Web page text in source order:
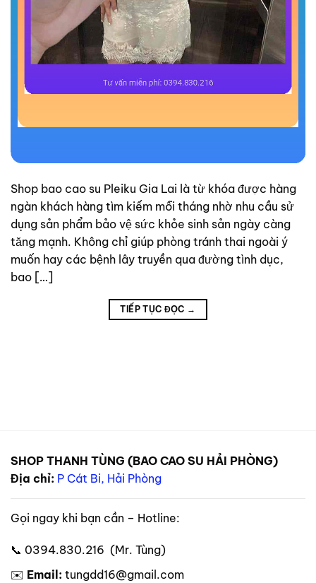
Shop bao cao su Pleiku Gia Lai là từ khóa được hàng
ngàn khách hàng tìm kiếm mỗi tháng nhờ nhu cầu sử
dụng sản phẩm bảo vệ sức khỏe sinh sản ngày càng
tăng mạnh. Không chỉ giúp phòng tránh thai ngoài ý
muốn hay các bệnh lây truyền qua đường tình dục,
bao […]
TIẾP TỤC ĐỌC →
SHOP THANH TÙNG (BAO CAO SU HẢI PHÒNG)
Địa chỉ: P Cát Bi, Hải Phòng
Gọi ngay khi bạn cần – Hotline:
📞 0394.830.216 (Mr. Tùng)
✉️ Email: tungdd16@gmail.com